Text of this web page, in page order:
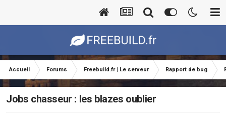
Accueil Forums Freebuild.fr | Le serveur Rapport de bug
Jobs chasseur : les blazes oublier